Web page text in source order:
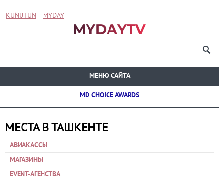
KUNUTUN MYDAY
МЕНЮ САЙТА
MD CHOICE AWARDS
МЕСТА В ТАШКЕНТЕ
АВИАКАССЫ
МАГАЗИНЫ
EVENT-АГЕНСТВА